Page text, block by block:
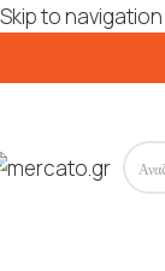
Skip to navigation